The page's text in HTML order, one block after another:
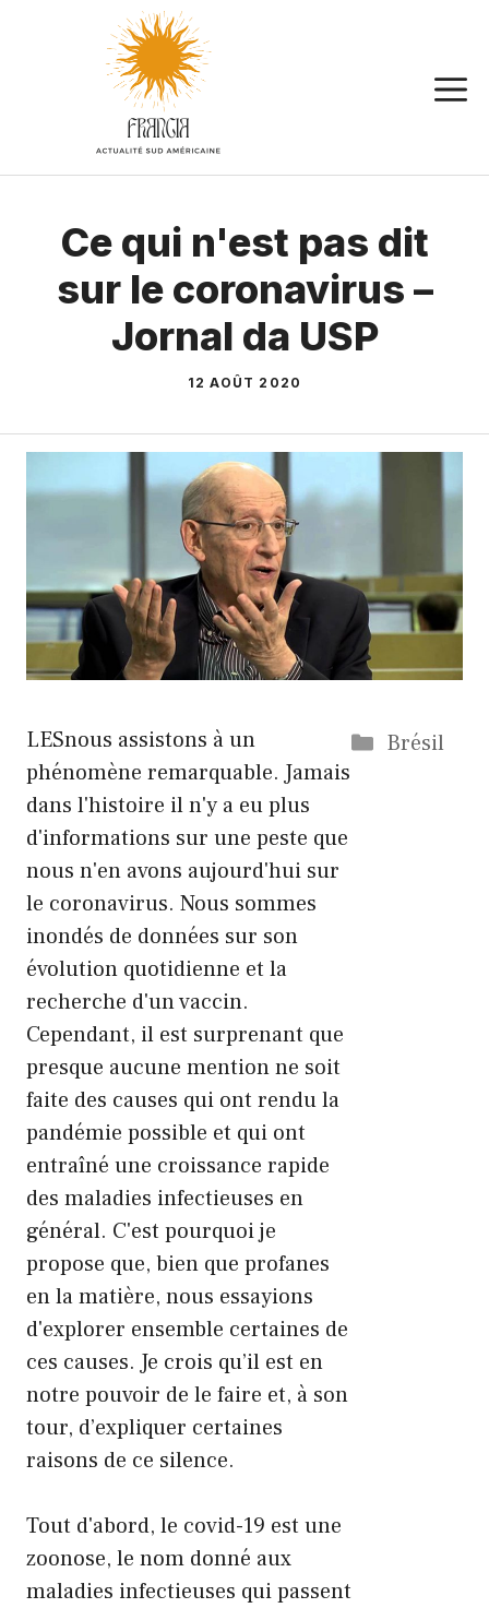
Ce qui n'est pas dit
sur le coronavirus –
Jornal da USP
12 AOÛT 2020
LESnous assistons à un
phénomène remarquable. Jamais
dans l'histoire il n'y a eu plus
d'informations sur une peste que
nous n'en avons aujourd'hui sur
le coronavirus. Nous sommes
inondés de données sur son
évolution quotidienne et la
recherche d'un vaccin.
Cependant, il est surprenant que
presque aucune mention ne soit
faite des causes qui ont rendu la
pandémie possible et qui ont
entraîné une croissance rapide
des maladies infectieuses en
général. C'est pourquoi je
propose que, bien que profanes
en la matière, nous essayions
d'explorer ensemble certaines de
ces causes. Je crois qu’il est en
notre pouvoir de le faire et, à son
tour, d’expliquer certaines
raisons de ce silence.
Tout d'abord, le covid-19 est une
zoonose, le nom donné aux
maladies infectieuses qui passent
Catégories
Brésil